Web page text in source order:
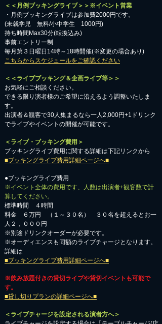
＜＜月例ブッキングライブ＞＞※イベント営業
・月例ブッキングライブは参加費2000円です。
​(未就学児 無料/小中学生 1000円)
持ち時間Max30分(転換込み)
事前エントリー制
毎月第３日曜日14時～18時開催(※変更の場合あり)
こちらからスケジュールをご確認ください
＜＜ライブブッキング＆企画ライブ等＞＞
お気軽にご相談ください。​
​できる限り演者様のご希望に沿えるよう調整いたしま
す。
出演者＆観客で30人集まるなら一人2,000円+1ドリンク
でライブやイベントの開催が可能です。
＜ライブ・ブッキング費用＞
ブッキングライブ費用に関する詳細は下記リンクから
■ブッキングライブ費用詳細ページへ■
●ブッキングライブ費用
※イベント全体の費用です、人数は出演者+観客数で計
算してください。
標準時間 ４時間
料金 ６万円 （１～３０名） ３０名を超えるとお一
人２，０００円
※別途ドリンクオーダーが必要です。
※オーディエンスも同額のライブチャージとなります。
詳細は
■ブッキングライブ費用詳細ページへ■
※飲み放題付きの貸切ライブや貸切イベントも可能で
す。
■貸し切りプランの詳細ページへ■
＜ライブチャージを設定される演者方へ＞